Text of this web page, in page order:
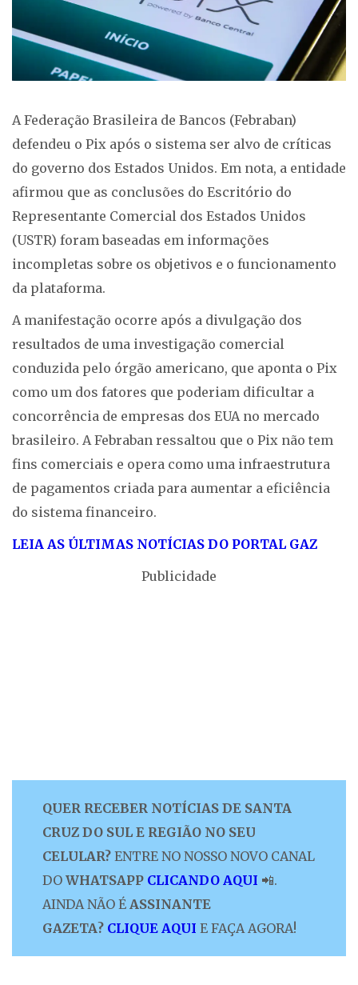
A Federação Brasileira de Bancos (Febraban)
defendeu o Pix após o sistema ser alvo de críticas
do governo dos Estados Unidos. Em nota, a entidade
afirmou que as conclusões do Escritório do
Representante Comercial dos Estados Unidos
(USTR) foram baseadas em informações
incompletas sobre os objetivos e o funcionamento
da plataforma.
A manifestação ocorre após a divulgação dos
resultados de uma investigação comercial
conduzida pelo órgão americano, que aponta o Pix
como um dos fatores que poderiam dificultar a
concorrência de empresas dos EUA no mercado
brasileiro. A Febraban ressaltou que o Pix não tem
fins comerciais e opera como uma infraestrutura
de pagamentos criada para aumentar a eficiência
do sistema financeiro.
LEIA AS ÚLTIMAS NOTÍCIAS DO PORTAL GAZ
Publicidade
QUER RECEBER NOTÍCIAS DE SANTA
CRUZ DO SUL E REGIÃO NO SEU
CELULAR? ENTRE NO NOSSO NOVO CANAL
DO WHATSAPP CLICANDO AQUI 📲.
AINDA NÃO É ASSINANTE
GAZETA? CLIQUE AQUI E FAÇA AGORA!